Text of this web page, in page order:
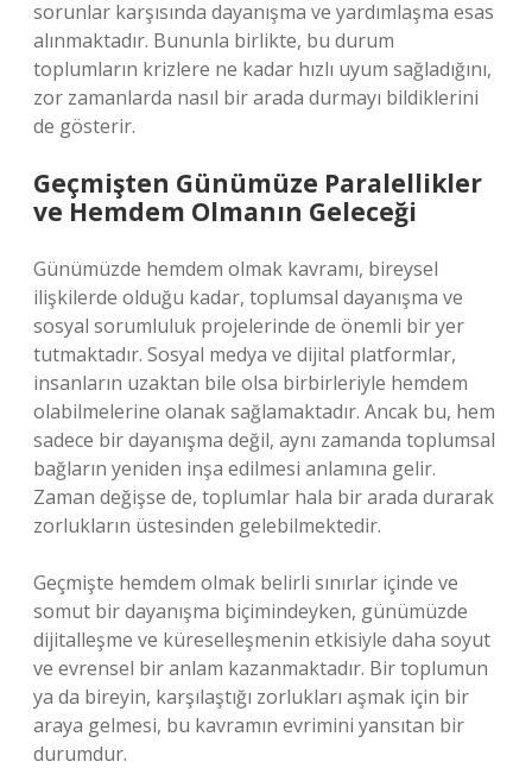
sorunlar karşısında dayanışma ve yardımlaşma esas
alınmaktadır. Bununla birlikte, bu durum
toplumların krizlere ne kadar hızlı uyum sağladığını,
zor zamanlarda nasıl bir arada durmayı bildiklerini
de gösterir.
Geçmişten Günümüze Paralellikler
ve Hemdem Olmanın Geleceği
Günümüzde hemdem olmak kavramı, bireysel
ilişkilerde olduğu kadar, toplumsal dayanışma ve
sosyal sorumluluk projelerinde de önemli bir yer
tutmaktadır. Sosyal medya ve dijital platformlar,
insanların uzaktan bile olsa birbirleriyle hemdem
olabilmelerine olanak sağlamaktadır. Ancak bu, hem
sadece bir dayanışma değil, aynı zamanda toplumsal
bağların yeniden inşa edilmesi anlamına gelir.
Zaman değişse de, toplumlar hala bir arada durarak
zorlukların üstesinden gelebilmektedir.
Geçmişte hemdem olmak belirli sınırlar içinde ve
somut bir dayanışma biçimindeyken, günümüzde
dijitalleşme ve küreselleşmenin etkisiyle daha soyut
ve evrensel bir anlam kazanmaktadır. Bir toplumun
ya da bireyin, karşılaştığı zorlukları aşmak için bir
araya gelmesi, bu kavramın evrimini yansıtan bir
durumdur.